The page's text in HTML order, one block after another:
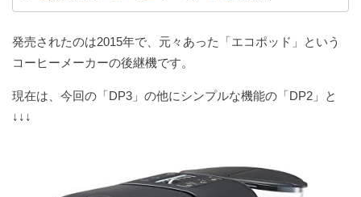
発売されたのは2015年で、元々あった「エコポッド」という
コーヒーメーカーの後継機です。
現在は、今回の「DP3」の他にシンプルな機能の「DP2」と
↓↓↓